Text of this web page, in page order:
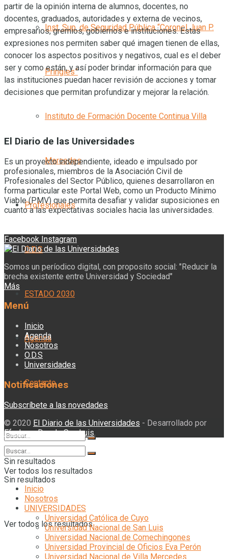
Inst. Sup. de Seguridad Pública “Coronel Juan P.
Pringles”
Instituto de Formación Docente Continua Villa
Mercedes
Profesionales
O.D.S
ESTADO 2030
Agenda
Contacto
Sin resultados
Ver todos los resultados
partir de la opinión interna de alumnos, docentes, no
docentes, graduados, autoridades y externa de vecinos,
empresarios, gremios, gobiernos e instituciones. Estas
expresiones nos permiten saber qué imagen tienen de ellas,
conocer los aspectos positivos y negativos, cual es el deber
ser y como están, y así poder brindar información para que
las instituciones puedan hacer revisión de acciones y tomar
decisiones que permitan profundizar y mejorar la relación.
El Diario de las Universidades
Es un proyecto independiente, ideado e impulsado por
profesionales, miembros de la Asociación Civil de
Profesionales del Sector Público, quienes desarrollaron en
forma particular este Portal Web, como un Producto Mínimo
Viable (PMV) que permita desafiar y validar suposiciones en
cuanto a las expectativas sociales hacia las universidades.
Facebook Instagram
Somos un períodico digital, con proposito social: "Reducir la
brecha existente entre Universidad y Sociedad"
Más
Menú
Inicio
Agenda
Nosotros
O.D.S
Universidades
Notificaciones
Subscríbete a las novedades
© 2020 El Diario de las Universidades - Desarrollado por
Efedoce. Desde San Luis
Sin resultados
Ver todos los resultados
Inicio
Nosotros
UNIVERSIDADES
Universidad Católica de Cuyo
Universidad Nacional de San Luis
Universidad Nacional de Comechingones
Universidad Provincial de Oficios Eva Perón
Universidad Nacional de Villa Mercedes